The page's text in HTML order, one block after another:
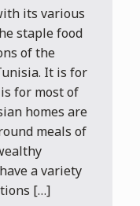
its various
staple food
of the
It is for
for most of
homes are
meals of
a variety
[…]